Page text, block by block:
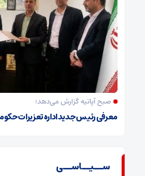
صبح آپاتیه گزارش می‌دهد؛
معرفی رئیس جدید اداره تعزیرات
ســیــاســی